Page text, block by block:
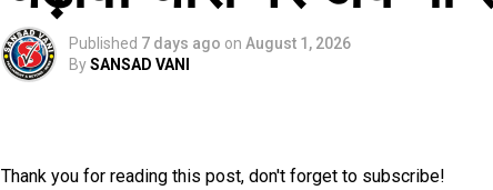
Published 7 days ago on August 1, 2026
BySANSAD VANI
Thank you for reading this post, don't forget to subscribe!